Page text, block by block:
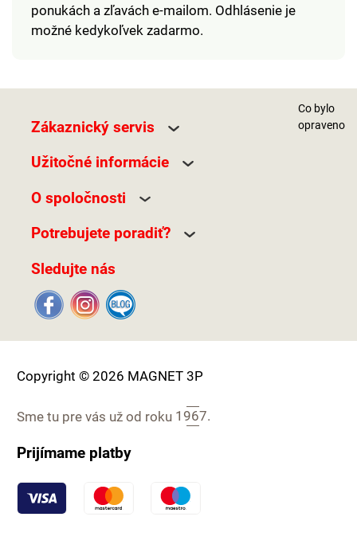
ponukách a zľavách e-mailom. Odhlásenie je
možné kedykoľvek zadarmo.
Zákaznický servis
Užitočné informácie
O spoločnosti
Potrebujete poradiť?
Sledujte nás
Co bylo
opraveno
Copyright © 2026 MAGNET 3P
Sme tu pre vás už od roku 1967.
Prijímame platby